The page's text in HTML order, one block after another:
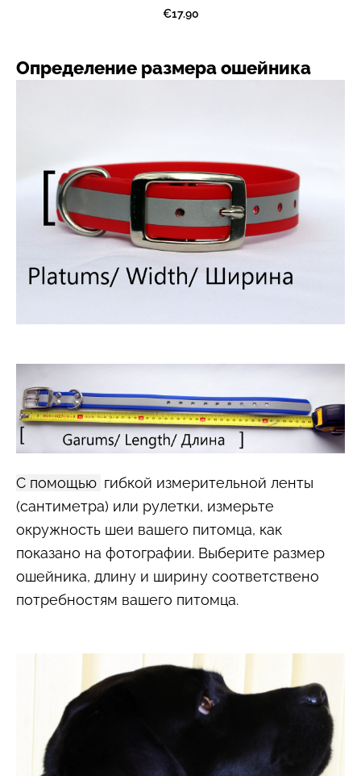
Определение размера ошейника
С помощью гибкой измерительной ленты
(сантиметра) или рулетки, измерьте
окружность шеи вашего питомца, как
показано на фотографии. Выберите размер
ошейника, длину и ширину соответствено
потребностям вашего питомца.
€17.90